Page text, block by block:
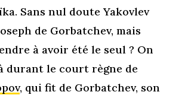
Sans nul doute Yakovlev
de Gorbatchev, mais
à avoir été le seul ? On
durant le court règne de
, qui fit de Gorbatchev, son